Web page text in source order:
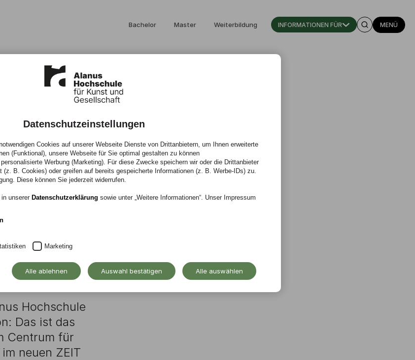
Bachelor Master Weiterbildung INFORMATIONEN FÜR MENÜ
mit neuem
für die
Hochschule
Das ist das
Centrum für
neuen ZEIT
Datenschutzeinstellungen
Cookies auf unserer Webseite Dienste von Drittanbietern, um Ihnen erweiterte
(Funktional), unsere Webseite für Sie optimal gestalten zu können
Werbung (Marketing). Für diese Zwecke speichern wir oder die Drittanbieter
(z. B. Cookies) oder greifen auf bereits gespeicherte Informationen (z. B. Werbe-IDs) zu.
Diese können Sie jederzeit widerrufen.
unserer Datenschutzerklärung sowie unter „Weitere Informationen“. Unser Impressum
Marketing
Alle ablehnen Auswahl bestätigen Alle auswählen